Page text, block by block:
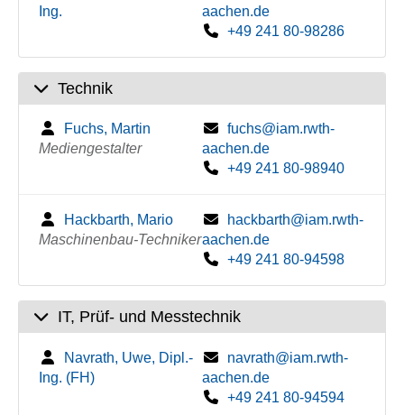
Ing.
aachen.de
+49 241 80-98286
Technik
Fuchs, Martin
Mediengestalter
fuchs@iam.rwth-
aachen.de
+49 241 80-98940
Hackbarth, Mario
Maschinenbau-Techniker
hackbarth@iam.rwth-
aachen.de
+49 241 80-94598
IT, Prüf- und Messtechnik
Navrath, Uwe, Dipl.-
Ing. (FH)
navrath@iam.rwth-
aachen.de
+49 241 80-94594